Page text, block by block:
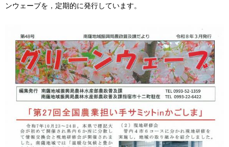
ンウェーブを，定期的に発行しています。